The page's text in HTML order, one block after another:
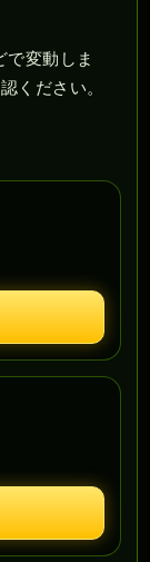
変動しま
ください。